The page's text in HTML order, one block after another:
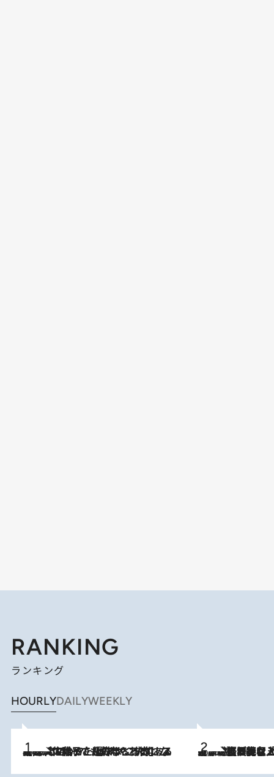
RANKING
ランキング
HOURLYDAILYWEEKLY
2026.8.5
【阿川佐和子さんの年とる力】なぜ70代で始めた趣味は“こんなに楽しい”のか？ ピアノ、俳句…スランプに陥っても続けられる“ある秘訣”とは 2026.8.5
【なぜ吉沢亮は「気配を消せる」のか？】興行収入208億の『国宝』を経て挑むミュージカル『ディア・エヴァン・ハンセン』。トップ俳優が舞台上でさらけ出した“孤独”とは